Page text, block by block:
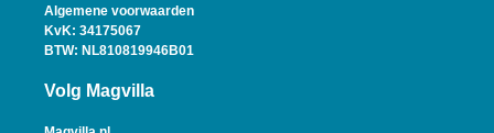
Algemene voorwaarden
KvK: 34175067
BTW: NL810819946B01
Volg Magvilla